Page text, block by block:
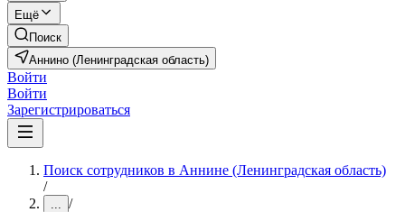
Ещё
Поиск
Аннино (Ленинградская область)
Войти
Войти
Зарегистрироваться
Поиск сотрудников в Аннине (Ленинградская область)
/
... /